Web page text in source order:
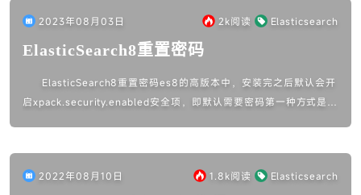
2023年08月03日 2k阅读 Elasticsearch
ElasticSearch8重置密码
ElasticSearch8重置密码es8的高版本中，安装完之后默认会开
启xpack.security.enabled安全项，即默认需要密码第一种方式是r
2022年08月10日 1.8k阅读 Elasticsearch